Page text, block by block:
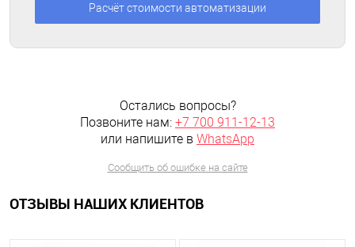
Расчёт стоимости автоматизации
Остались вопросы?
Позвоните нам: +7 700 911-12-13
или напишите в WhatsApp
Сообщить об ошибке на сайте
ОТЗЫВЫ НАШИХ КЛИЕНТОВ